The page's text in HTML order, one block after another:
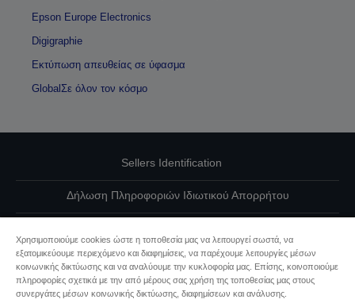
Epson Europe Electronics
Digigraphie
Εκτύπωση απευθείας σε ύφασμα
GlobalΣε όλον τον κόσμο
Sellers Identification
Δήλωση Πληροφοριών Ιδιωτικού Απορρήτου
Επικοινωνήστε μαζί μας για τα δεδομένα σας
Πληροφορίες σχετικά με τα cookie
Χρησιμοποιούμε cookies ώστε η τοποθεσία μας να λειτουργεί σωστά, να
εξατομικεύουμε περιεχόμενο και διαφημίσεις, να παρέχουμε λειτουργίες μέσων
κοινωνικής δικτύωσης και να αναλύουμε την κυκλοφορία μας. Επίσης, κοινοποιούμε
πληροφορίες σχετικά με την από μέρους σας χρήση της τοποθεσίας μας στους
συνεργάτες μέσων κοινωνικής δικτύωσης, διαφημίσεων και ανάλυσης.